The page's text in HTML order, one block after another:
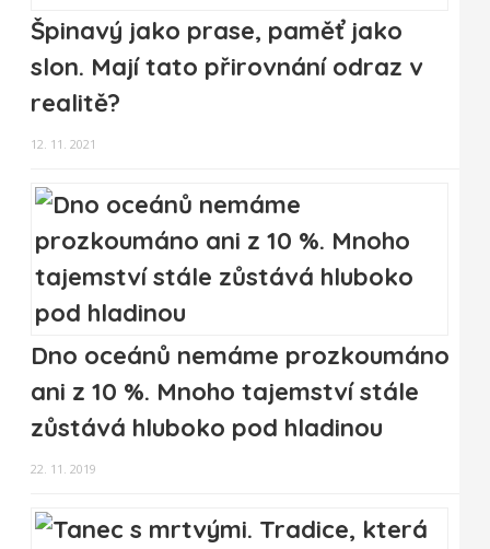
Špinavý jako prase, paměť jako
slon. Mají tato přirovnání odraz v
realitě?
12. 11. 2021
Dno oceánů nemáme prozkoumáno
ani z 10 %. Mnoho tajemství stále
zůstává hluboko pod hladinou
22. 11. 2019